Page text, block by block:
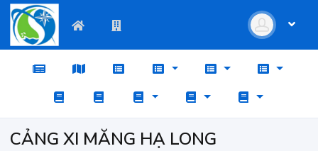
CẢNG XI MĂNG HẠ LONG